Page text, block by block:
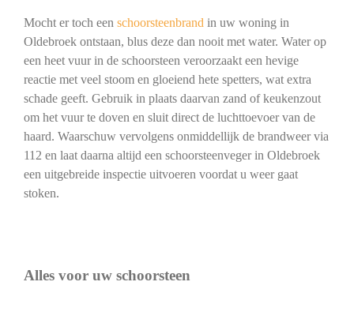
Mocht er toch een schoorsteenbrand in uw woning in
Oldebroek ontstaan, blus deze dan nooit met water. Water op
een heet vuur in de schoorsteen veroorzaakt een hevige
reactie met veel stoom en gloeiend hete spetters, wat extra
schade geeft. Gebruik in plaats daarvan zand of keukenzout
om het vuur te doven en sluit direct de luchttoevoer van de
haard. Waarschuw vervolgens onmiddellijk de brandweer via
112 en laat daarna altijd een schoorsteenveger in Oldebroek
een uitgebreide inspectie uitvoeren voordat u weer gaat
stoken.
Alles voor uw schoorsteen